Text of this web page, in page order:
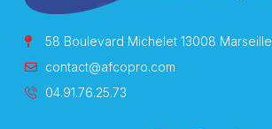
58 Boulevard Michelet 13008 Marseille
contact@afcopro.com
04.91.76.25.73